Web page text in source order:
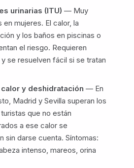
urinarias (ITU) — Muy
mujeres. El calor, la
y los baños en piscinas o
el riesgo. Requieren
se resuelven fácil si se tratan
y deshidratación — En
Madrid y Sevilla superan los
que no están
a ese calor se
sin darse cuenta. Síntomas:
intenso, mareos, orina